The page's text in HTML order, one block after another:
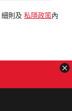
細則及 私隱政策 內